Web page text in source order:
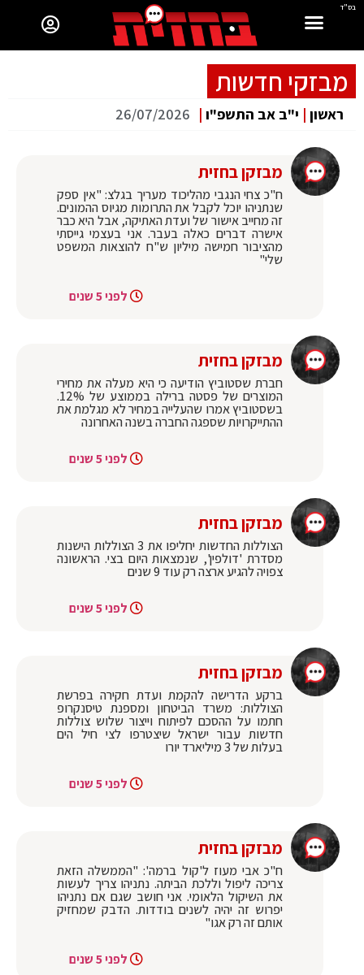
בס"ד
מבזקי חדשות
ראשון | י"ב אב התשפ"ו |
26/07/2026
מבזקן בחזית
ח"כ צחי הנגבי מהליכוד מעריך בגלצ: "אין ספק
שנתניהו יוכל לקבל את התרומות מגיוס ההמונים.
זה מחייב אישור של ועדת האתיקה, אבל היא כבר
אישרה דברים כאלה בעבר. אני בעצמי גייסתי
מהציבור חמישה מיליון ש"ח להוצאות המשפט
שלי"
לפני 5 שנים
מבזקן בחזית
חברת שסטוביץ הודיעה כי היא מעלה את מחירי
המוצרים של פסטה ברילה בממוצע של 12%.
בשסטוביץ אמרו שהעלייה במחיר לא מגלמת את
ההתייקרויות שספגה החברה בשנה האחרונה
לפני 5 שנים
מבזקן בחזית
הצוללות החדשות יחליפו את 3 הצוללות הישנות
מסדרת 'דולפין', שנמצאות היום בצי. הראשונה
צפויה להגיע ארצה רק עוד 9 שנים
לפני 5 שנים
מבזקן בחזית
ברקע הדרישה להקמת ועדת חקירה בפרשת
הצוללות: משרד הביטחון ומספנת טיסנקרופ
חתמו על ההסכם לפיתוח וייצור שלוש צוללות
חדשות עבור ישראל שיצטרפו לצי חיל הים
בעלות של 3 מיליארד יורו
לפני 5 שנים
מבזקן בחזית
ח"כ אבי מעוז ל'קול ברמה': "הממשלה הזאת
צריכה ליפול וללכת הביתה. נתניהו צריך לעשות
את השיקול הלאומי. אני חושב שגם אם נתניהו
יפרוש זה יהיה לשנים בודדות. הדבק שמחזיק
אותם זה רק אגו"
לפני 5 שנים